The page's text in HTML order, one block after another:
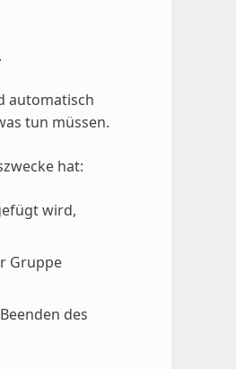
automatisch
tun müssen.
hat:
wird,
Gruppe
des